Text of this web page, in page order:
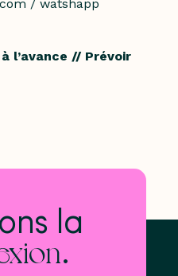
/ watshapp
l’avance // Prévoir
la
.